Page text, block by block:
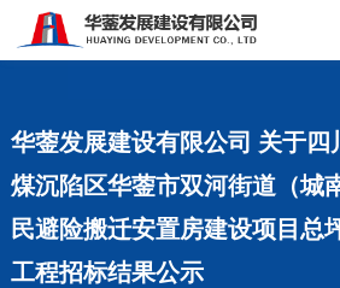
华蓥发展建设有限公司 关于四
煤沉陷区华蓥市双河街道（城
民避险搬迁安置房建设项目总
工程招标结果公示